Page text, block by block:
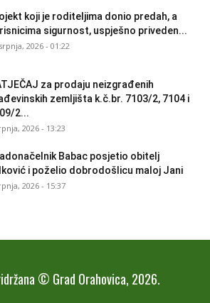
koji je roditeljima donio predah, a
sigurnost, uspješno priveden...
2026 - 01:22
za prodaju neizgrađenih
zemljišta k.č.br. 7103/2, 7104 i
2...
2026 - 13:23
Babac posjetio obitelj
i poželio dobrodošlicu maloj Jani
2026 - 15:37
© Grad Orahovica, 2026.